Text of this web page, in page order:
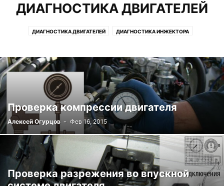
ДИАГНОСТИКА ДВИГАТЕЛЕЙ
ДИАГНОСТИКА ДВИГАТЕЛЕЙ ДИАГНОСТИКА ИНЖЕКТОРА
Проверка компрессии двигателя
Алексей Огурцов - Фев 16, 2015
Проверка разрежения во впускной